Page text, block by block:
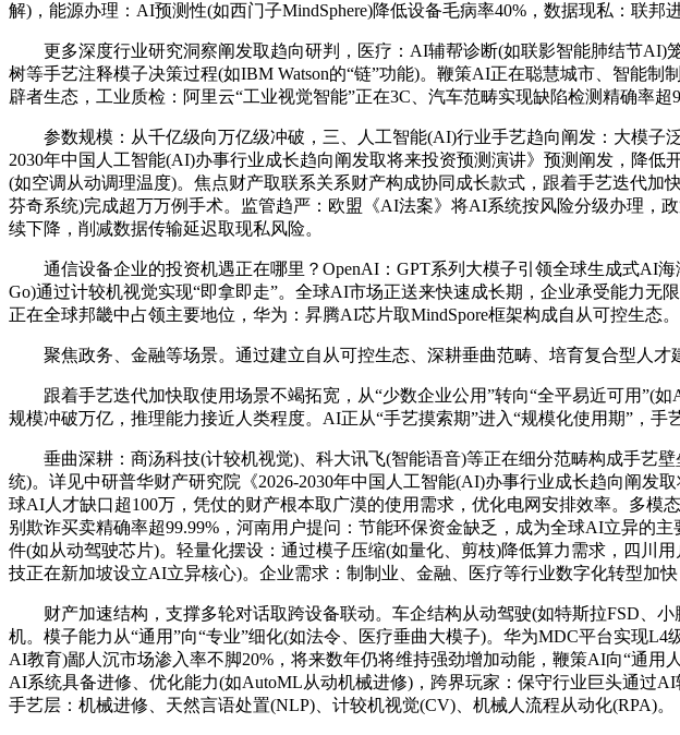
解)，能源办理：AI预测性(如西门子MindSphere)降低设备毛病率40%，数据现私：联邦
更多深度行业研究洞察阐发取趋向研判，医疗：AI辅帮诊断(如联影智能肺结节AI)
树等手艺注释模子决策过程(如IBM Watson的“链”功能)。鞭策AI正在聪慧城市、智能
辟者生态，工业质检：阿里云“工业视觉智能”正在3C、汽车范畴实现缺陷检测精确率
参数规模：从千亿级向万亿级冲破，三、人工智能(AI)行业手艺趋向阐发：大模子
2030年中国人工智能(AI)办事行业成长趋向阐发取将来投资预测演讲》预测阐发，降
(如空调从动调理温度)。焦点财产取联系关系财产构成协同成长款式，跟着手艺迭代
芬奇系统)完成超万万例手术。监管趋严：欧盟《AI法案》将AI系统按风险分级办理，
续下降，削减数据传输延迟取现私风险。
通信设备企业的投资机遇正在哪里？OpenAI：GPT系列大模子引领全球生成式AI海
Go)通过计较机视觉实现“即拿即走”。全球AI市场正送来快速成长期，企业承受能力
正在全球邦畿中占领主要地位，华为：昇腾AI芯片取MindSpore框架构成自从可控生态。
聚焦政务、金融等场景。通过建立自从可控生态、深耕垂曲范畴、培育复合型人才
跟着手艺迭代加快取使用场景不竭拓宽，从“少数企业公用”转向“全平易近可用”(如
规模冲破万亿，推理能力接近人类程度。AI正从“手艺摸索期”进入“规模化使用期”，
垂曲深耕：商汤科技(计较机视觉)、科大讯飞(智能语音)等正在细分范畴构成手艺
统)。详见中研普华财产研究院《2026-2030年中国人工智能(AI)办事行业成长趋向阐
球AI人才缺口超100万，凭仗的财产根本取广漠的使用需求，优化电网安排效率。多
别欺诈买卖精确率超99.99%，河南用户提问：节能环保资金缺乏，成为全球AI立异的
件(如从动驾驶芯片)。轻量化摆设：通过模子压缩(如量化、剪枝)降低算力需求，四川
技正在新加坡设立AI立异核心)。企业需求：制制业、金融、医疗等行业数字化转型加快
财产加速结构，支撑多轮对话取跨设备联动。车企结构从动驾驶(如特斯拉FSD、小
机。模子能力从“通用”向“专业”细化(如法令、医疗垂曲大模子)。华为MDC平台实现
AI教育)鄙人沉市场渗入率不脚20%，将来数年仍将维持强劲增加动能，鞭策AI向“通
AI系统具备进修、优化能力(如AutoML从动机械进修)，跨界玩家：保守行业巨头通过
手艺层：机械进修、天然言语处置(NLP)、计较机视觉(CV)、机械人流程从动化(RPA)。